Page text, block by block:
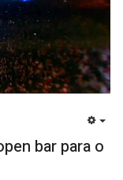
bar para o